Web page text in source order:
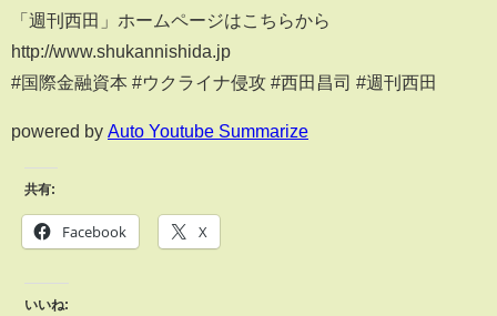
「週刊西田」ホームページはこちらから
http://www.shukannishida.jp
#国際金融資本 #ウクライナ侵攻 #西田昌司 #週刊西田
powered by Auto Youtube Summarize
共有:
Facebook X
いいね: